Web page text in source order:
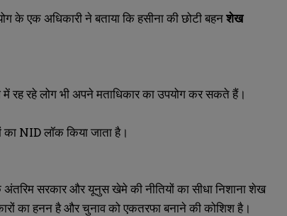
के एक अधिकारी ने बताया कि हसीना की छोटी बहनशेख
रह रहे लोग भी अपने मताधिकार का उपयोग कर सकते हैं।
NID लॉक किया जाता है।
सरकार और यूनुस खेमे की नीतियों का सीधा निशाना शेख
का हनन है और चुनाव को एकतरफा बनाने की कोशिश है।